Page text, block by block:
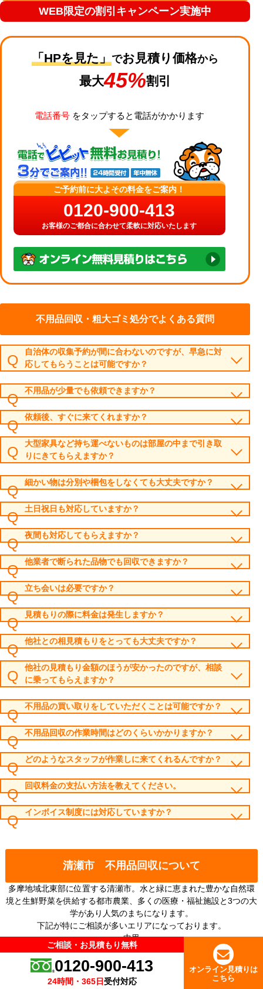
ご相談・お見積もり無料
0120-900-413
24時間・365日受付対応
オンライン見積りは
こちら
WEB限定の割引キャンペーン実施中
「HPを見た」 でお見積り価格から
最大45%割引
電話番号をタップすると電話がかかります
ご予約前に大よその料金をご案内！
0120-900-413
お客様のご都合に合わせて柔軟に対応いたします
不用品回収・粗大ゴミ処分でよくある質問
自治体の収集予約が間に合わないのですが、早急に対
応してもらうことは可能ですか？
不用品が少量でも依頼できますか？
依頼後、すぐに来てくれますか？
大型家具など持ち運べないものは部屋の中まで引き取
りにきてもらえますか？
細かい物は分別や梱包をしなくても大丈夫ですか？
土日祝日も対応していますか？
夜間も対応してもらえますか？
他業者で断られた品物でも回収できますか？
立ち会いは必要ですか？
見積もりの際に料金は発生しますか？
他社との相見積もりをとっても大丈夫ですか？
他社の見積もり金額のほうが安かったのですが、相談
に乗ってもらえますか？
不用品の買い取りをしていただくことは可能ですか？
不用品回収の作業時間はどのくらいかかりますか？
どのようなスタッフが作業しに来てくれるんですか？
回収料金の支払い方法を教えてください。
インボイス制度には対応していますか？
清瀬市 不用品回収について
多摩地域北東部に位置する清瀬市。水と緑に恵まれた豊かな自然環
境と生鮮野菜を供給する都市農業、多くの医療・福祉施設と3つの大
学があり人気のまちになります。
下記が特にご相談が多いエリアになっております。
中里
元町
松山
梅園
一人暮らしのお客様からファミリー世帯まで多くのお客様からご相
ご相談・お見積もり無料
0120-900-413
24時間・365日受付対応
オンライン見積りは
こちら